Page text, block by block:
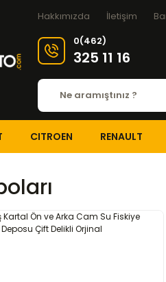
Hakkımızda İletişim
0(462)
325 11 16
CITROEN RENAULT